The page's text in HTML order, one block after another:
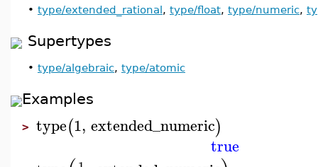
• type/extended_rational, type/float, type/numeric,
Supertypes
• type/algebraic, type/atomic
Examples
> type(1, extended_numeric)
true